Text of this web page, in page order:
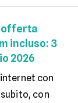
offerta
incluso: 3
2026
con
con